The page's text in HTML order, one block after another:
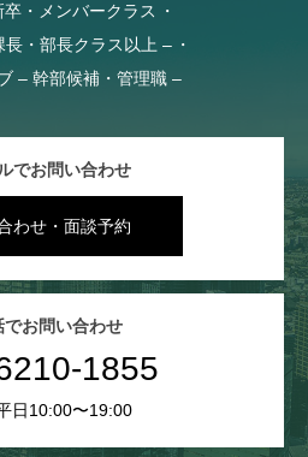
卒・メンバークラス
長・部長クラス以上 –
– 幹部候補・管理職 –
でお問い合わせ
わせ・面談予約
でお問い合わせ
1855
日10:00〜19:00